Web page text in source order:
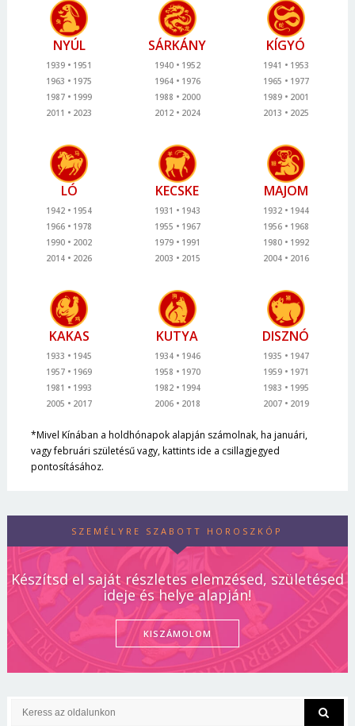
NYÚL
1939
1951
1963
1975
1987
1999
2011
2023
SÁRKÁNY
1940
1952
1964
1976
1988
2000
2012
2024
KÍGYÓ
1941
1953
1965
1977
1989
2001
2013
2025
LÓ
1942
1954
1966
1978
1990
2002
2014
2026
KECSKE
1931
1943
1955
1967
1979
1991
2003
2015
MAJOM
1932
1944
1956
1968
1980
1992
2004
2016
KAKAS
1933
1945
1957
1969
1981
1993
2005
2017
KUTYA
1934
1946
1958
1970
1982
1994
2006
2018
DISZNÓ
1935
1947
1959
1971
1983
1995
2007
2019
*Mivel Kínában a holdhónapok alapján számolnak, ha januári,
vagy februári születésű vagy, kattints ide a csillagjegyed
pontosításához.
SZEMÉLYRE SZABOTT HOROSZKÓP
Készítsd el saját részletes elemzésed, születésed
ideje és helye alapján!
KISZÁMOLOM